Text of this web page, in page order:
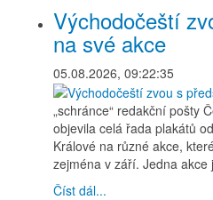
Východočeští
na své akce
05.08.2026, 09:22:35
„schránce“ redakční pošty
objevila celá řada plakátů
Králové na různé akce,
zejména v září. Jedna akce
Číst dál...